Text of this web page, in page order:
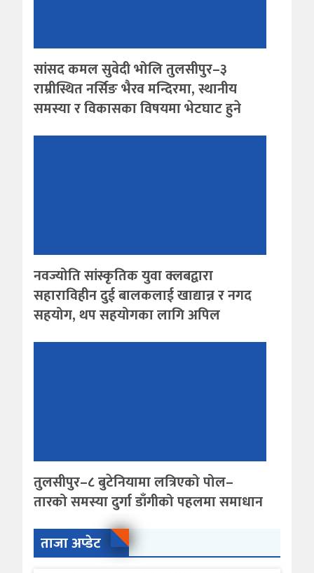
सांसद कमल सुवेदी भोलि तुलसीपुर–३
राम्रीस्थित नर्सिङ भैरव मन्दिरमा, स्थानीय
समस्या र विकासका विषयमा भेटघाट हुने
नवज्योति सांस्कृतिक युवा क्लबद्वारा
सहाराविहीन दुई बालकलाई खाद्यान्न र नगद
सहयोग, थप सहयोगका लागि अपिल
तुलसीपुर–८ बुटेनियामा लत्रिएको पोल–
तारको समस्या दुर्गा डाँगीको पहलमा समाधान
ताजा अप्डेट